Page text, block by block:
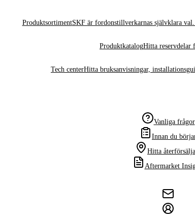
ProduktsortimentSKF är fordonstillverkarnas självklara val.
ProduktkatalogHitta reservdelar
Tech centerHitta bruksanvisningar,
Vanliga frågor
Innan du
Hitta
Aftermarket